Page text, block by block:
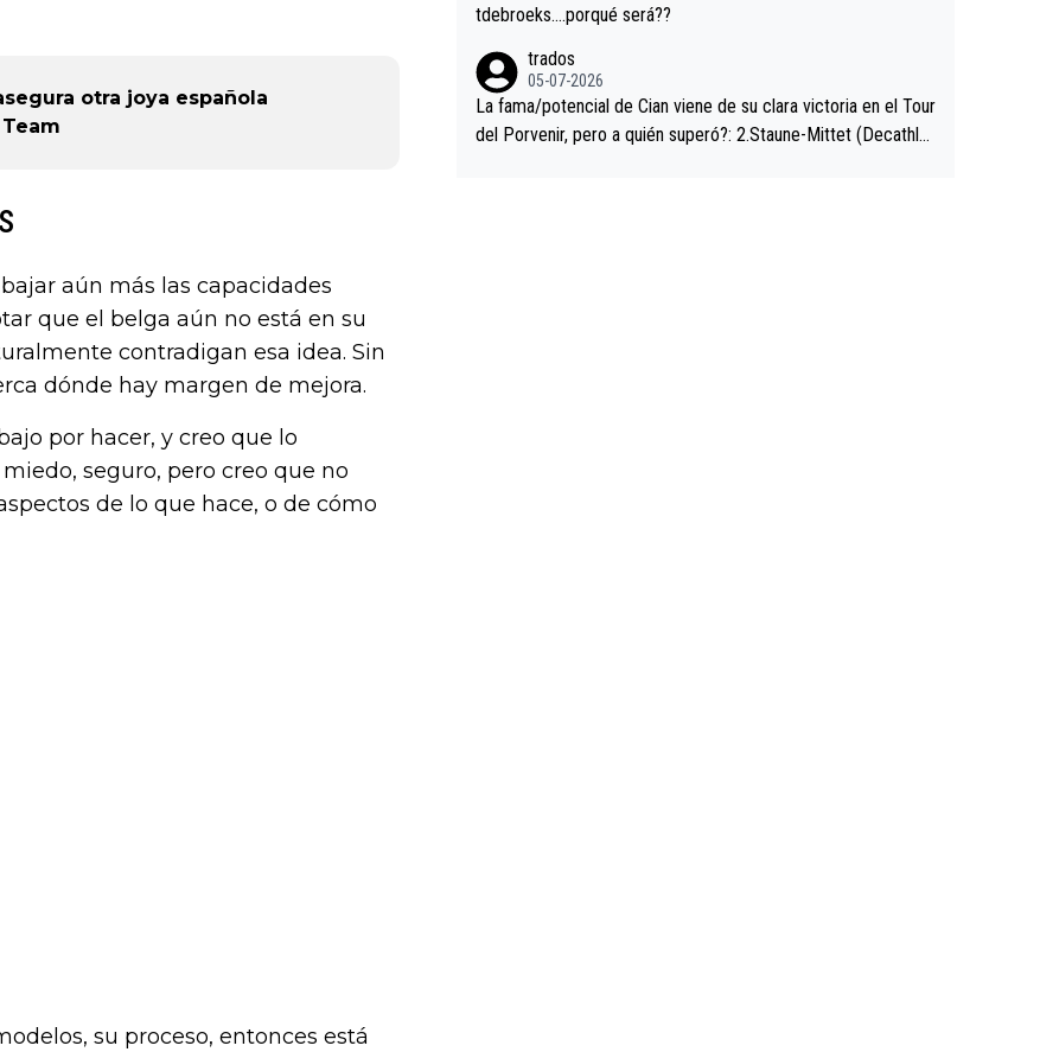
otra joya española
aún más las capacidades
que el belga aún no está en su
contradigan esa idea. Sin
dónde hay margen de mejora.
por hacer, y creo que lo
seguro, pero creo que no
de lo que hace, o de cómo
su proceso, entonces está
tdebroeks….porqué será??
trados
05-07-2026
La fama/potencial de Cian viene de su clara victoria en el Tour
del Porvenir, pero a quién superó?: 2.Staune-Mittet (Decathlo